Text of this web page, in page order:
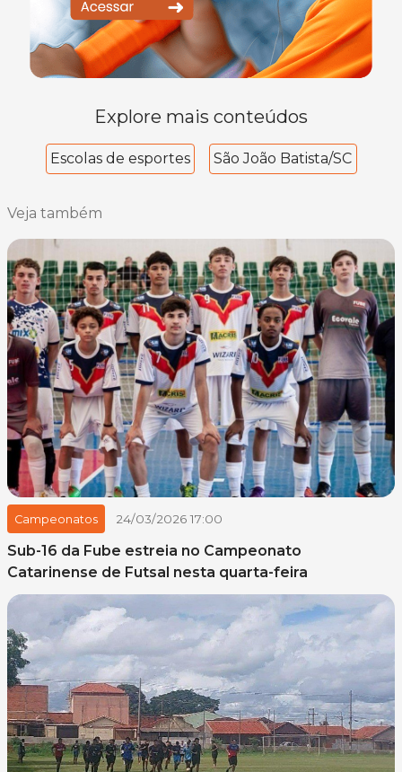
Explore mais conteúdos
Escolas de esportes São João Batista/SC
Veja também
Campeonatos 24/03/2026 17:00
Sub-16 da Fube estreia no Campeonato
Catarinense de Futsal nesta quarta-feira